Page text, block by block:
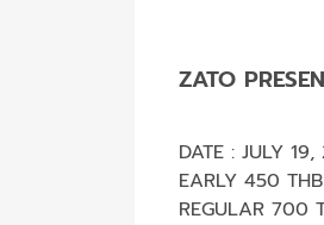
ZATO
DATE : JULY
EARLY 450 THB
REGULAR 700